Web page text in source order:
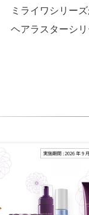
ミライワシリー
ヘアラスターシ